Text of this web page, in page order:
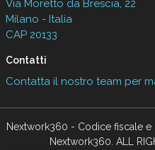
Via Moretto da Brescia, 22
Milano - Italia
CAP 20133
Contatti
Contatta il nostro team per
Nextwork360 - Codice fiscale
Nextwork360. ALL